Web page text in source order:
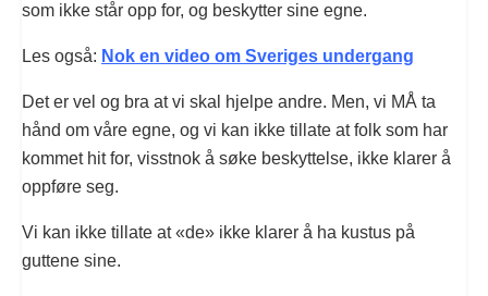
som ikke står opp for, og beskytter sine egne.
Les også: Nok en video om Sveriges undergang
Det er vel og bra at vi skal hjelpe andre. Men, vi MÅ ta
hånd om våre egne, og vi kan ikke tillate at folk som har
kommet hit for, visstnok å søke beskyttelse, ikke klarer å
oppføre seg.
Vi kan ikke tillate at «de» ikke klarer å ha kustus på
guttene sine.